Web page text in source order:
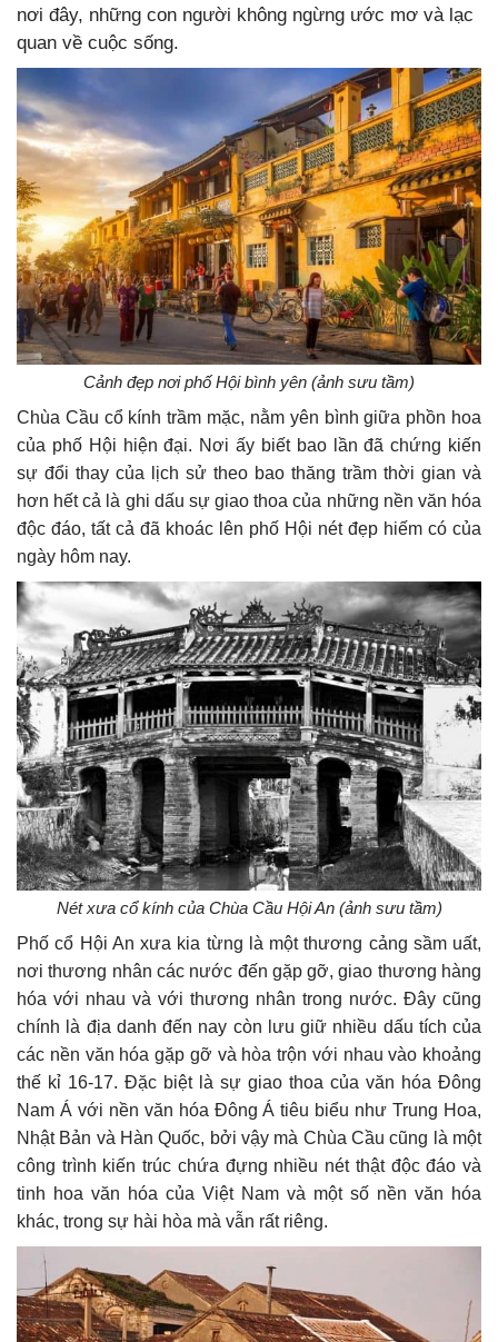
nơi đây, những con người không ngừng ước mơ và lạc
quan về cuộc sống.
Cảnh đẹp nơi phố Hội bình yên (ảnh sưu tầm)
Chùa Cầu cổ kính trầm mặc, nằm yên bình giữa phồn hoa
của phố Hội hiện đại. Nơi ấy biết bao lần đã chứng kiến
sự đổi thay của lịch sử theo bao thăng trầm thời gian và
hơn hết cả là ghi dấu sự giao thoa của những nền văn hóa
độc đáo, tất cả đã khoác lên phố Hội nét đẹp hiếm có của
ngày hôm nay.
Nét xưa cổ kính của Chùa Cầu Hội An (ảnh sưu tầm)
Phố cổ Hội An xưa kia từng là một thương cảng sầm uất,
nơi thương nhân các nước đến gặp gỡ, giao thương hàng
hóa với nhau và với thương nhân trong nước. Đây cũng
chính là địa danh đến nay còn lưu giữ nhiều dấu tích của
các nền văn hóa gặp gỡ và hòa trộn với nhau vào khoảng
thế kỉ 16-17. Đặc biệt là sự giao thoa của văn hóa Đông
Nam Á với nền văn hóa Đông Á tiêu biểu như Trung Hoa,
Nhật Bản và Hàn Quốc, bởi vậy mà Chùa Cầu cũng là một
công trình kiến trúc chứa đựng nhiều nét thật độc đáo và
tinh hoa văn hóa của Việt Nam và một số nền văn hóa
khác, trong sự hài hòa mà vẫn rất riêng.